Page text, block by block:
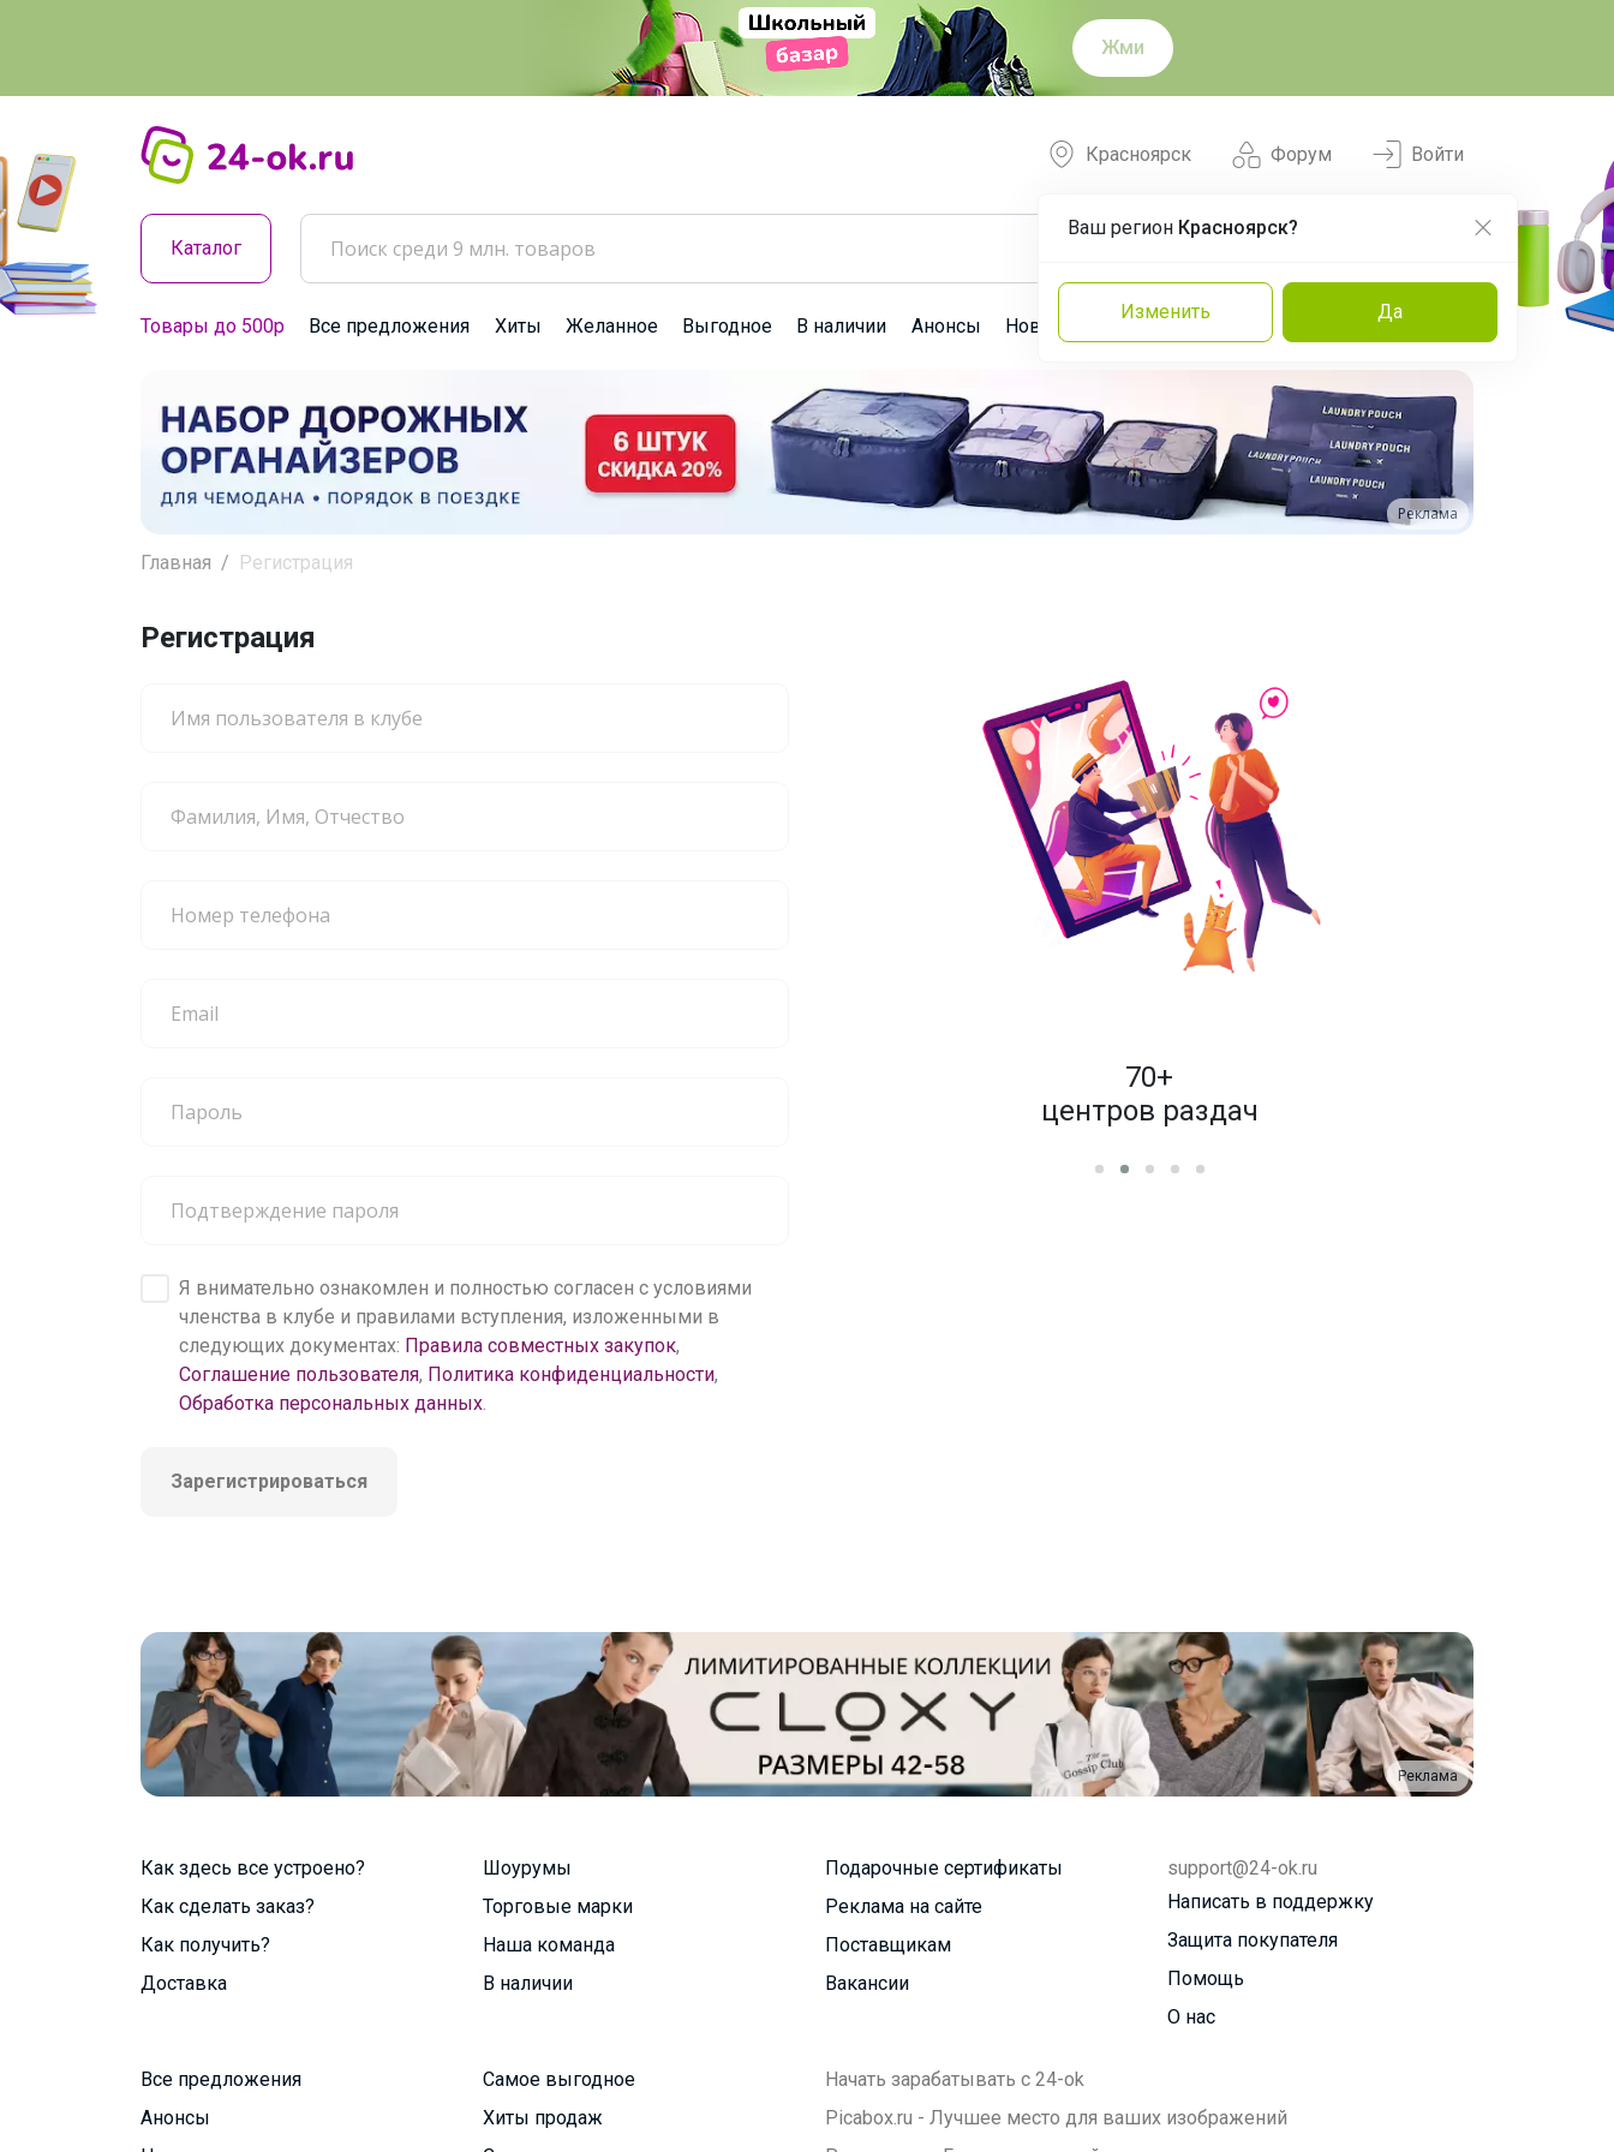
Жми
Форум
Красноярск
Ваш регион Красноярск?
Изменить Да
Войти
Каталог
Товары до 500р Все предложения Хиты Желанное Выгодное В наличии Анонсы Новости Команда Эксперты
Реклама
Главная Регистрация
Регистрация
Я внимательно ознакомлен и полностью согласен с условиями
членства в клубе и правилами вступления, изложенными в
следующих документах: Правила совместных закупок,
Соглашение пользователя, Политика конфиденциальности,
Обработка персональных данных.
Зарегистрироваться
пользователей
70+
центров раздач
Реклама
Как здесь все устроено?
Как сделать заказ?
Как получить?
Доставка
Шоурумы
Торговые марки
Наша команда
В наличии
Подарочные сертификаты
Реклама на сайте
Поставщикам
Вакансии
support@24-ok.ru
Написать в поддержку
Защита покупателя
Помощь
О нас
Все предложения
Анонсы
Самое выгодное
Хиты продаж
Начать зарабатывать с 24-ok
Picabox.ru - Лучшее место для ваших изображений